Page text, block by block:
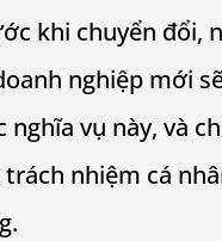
khi chuyển đổi,
nghiệp mới
nghĩa vụ này, và
nhiệm cá